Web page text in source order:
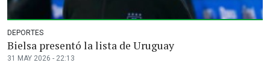
DEPORTES
Bielsa presentó la lista de Uruguay
31 MAY 2026 - 22:13